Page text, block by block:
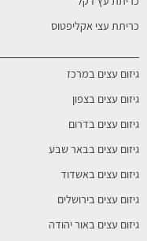
כריתת עצי אקליפטוס
גיזום עצים במרכז
גיזום עצים בצפון
גיזום עצים בדרום
גיזום עצים בבאר שבע
גיזום עצים באשדוד
גיזום עצים בירושלים
גיזום עצים באור יהודה